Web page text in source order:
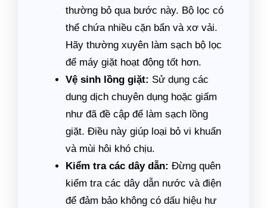
thường bỏ qua bước này. Bộ lọc có
thể chứa nhiều cặn bẩn và xơ vải.
Hãy thường xuyên làm sạch bộ lọc
để máy giặt hoạt động tốt hơn.
Vệ sinh lồng giặt: Sử dụng các
dung dịch chuyên dụng hoặc giấm
như đã đề cập để làm sạch lồng
giặt. Điều này giúp loại bỏ vi khuẩn
và mùi hôi khó chịu.
Kiểm tra các dây dẫn: Đừng quên
kiểm tra các dây dẫn nước và điện
để đảm bảo không có dấu hiệu hư